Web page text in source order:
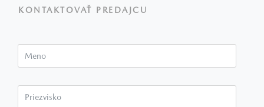
KONTAKTOVAŤ PREDAJCU